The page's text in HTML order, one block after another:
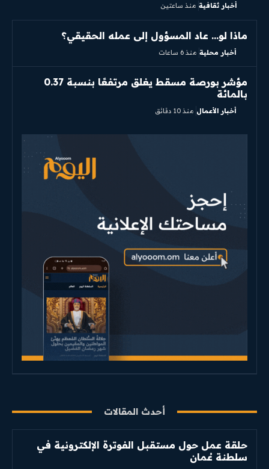
أخبار ثقافية منذ ساعتين
ماذا لو… عاد المسؤول إلى عمله الحقيقي؟
أخبار محلية منذ 6 ساعات
مؤشر بورصة مسقط يغلق مرتفعًا بنسبة 0.37
بالمائة
أخبار الأعمال منذ 10 دقائق
أحدث المقالات
حلقة عمل حول مستقبل الفوترة الإلكترونية في
سلطنة عُمان